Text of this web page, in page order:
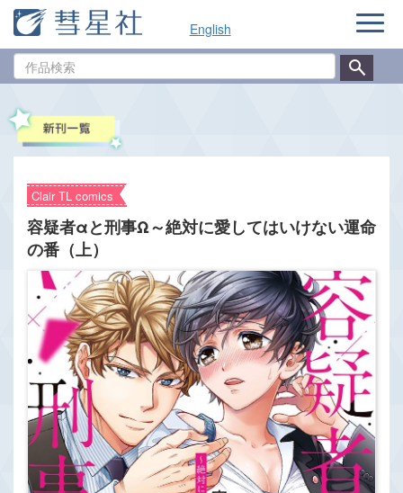
English
品
ナ
ゲ
Clair TL comics
容疑者αと刑事Ω～絶対に愛してはいけない運命
の番（上）